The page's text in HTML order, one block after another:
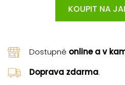
KOUPIT NA
Dostupné online a v
Doprava zdarma.